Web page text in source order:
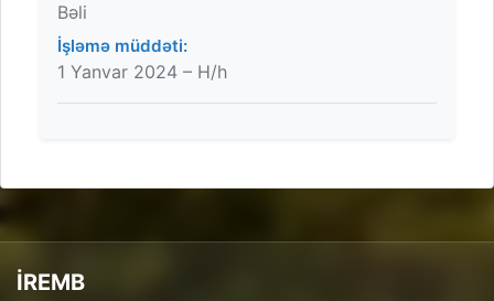
Bəli
İşləmə müddəti:
1 Yanvar 2024 – H/h
İREMB